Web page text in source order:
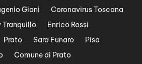
Giani
Coronavirus Toscana
Tranquillo
Enrico Rossi
Prato Sara Funaro
Pisa
Comune di Prato